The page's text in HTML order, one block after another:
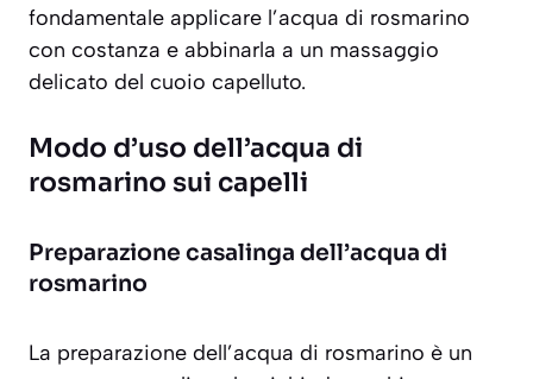
fondamentale applicare l’acqua di rosmarino
con costanza e abbinarla a un massaggio
delicato del cuoio capelluto.
Modo d’uso dell’acqua di
rosmarino sui capelli
Preparazione casalinga dell’acqua di
rosmarino
La preparazione dell’acqua di rosmarino è un